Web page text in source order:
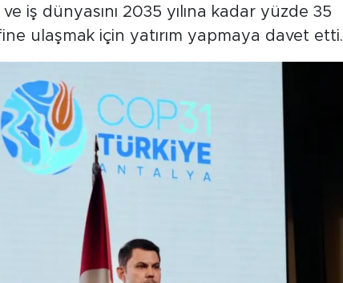
iş dünyasını 2035 yılına kadar yüzde 35
ulaşmak için yatırım yapmaya davet etti.